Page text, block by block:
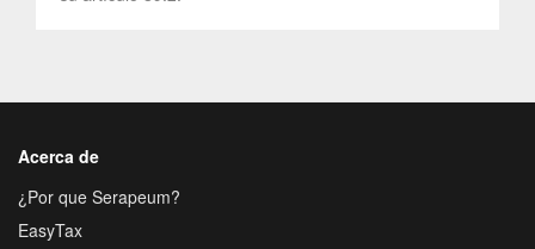
Acerca de
¿Por que Serapeum?
EasyTax